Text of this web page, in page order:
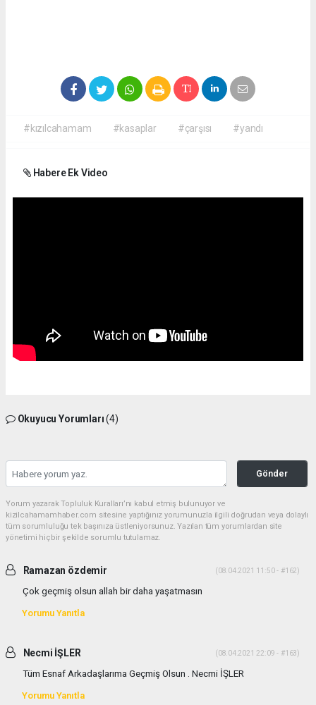
#kızılcahamam #kasaplar #çarşısı #yandı
Habere Ek Video
Okuyucu Yorumları(4)
Gönder
Yorum yazarak Topluluk Kuralları’nı kabul etmiş bulunuyor ve
kizilcahamamhaber.com sitesine yaptığınız yorumunuzla ilgili doğrudan veya dolaylı
tüm sorumluluğu tek başınıza üstleniyorsunuz. Yazılan tüm yorumlardan site
yönetimi hiçbir şekilde sorumlu tutulamaz.
Ramazan özdemir (08.04.2021 11:50 - #162)
Çok geçmiş olsun allah bir daha yaşatmasın
Yorumu Yanıtla
Necmi İŞLER (08.04.2021 22:09 - #163)
Tüm Esnaf Arkadaşlarıma Geçmiş Olsun . Necmi İŞLER
Yorumu Yanıtla